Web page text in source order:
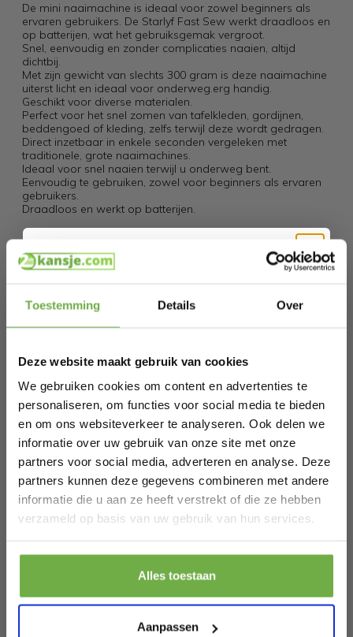
Toestemming Details Over
Deze website maakt gebruik van cookies
We gebruiken cookies om content en advertenties te
personaliseren, om functies voor social media te bieden
en om ons websiteverkeer te analyseren. Ook delen we
informatie over uw gebruik van onze site met onze
partners voor social media, adverteren en analyse. Deze
partners kunnen deze gegevens combineren met andere
informatie die u aan ze heeft verstrekt of die ze hebben
verzameld op basis van uw gebruik van hun services.
Alles toestaan
Aanpassen
De mini naaimachine is ideaal voor zowel beginners als
ervaren gebruikers. De Starlyf Fast Sew werkt draadloos en
op batterijen, wat het gebruiksgemak vergroot.
Snel, eenvoudig en zonder complicaties naaien, altijd
dichtbij.
Met zijn gewicht van slechts 300 gram is deze naaimachine
uiterst licht en ideaal voor onderweg.erg handig.
Geschikt voor diverse materialen.
Perfect voor het snel zomen van tafelkleden, gordijnen,
beddengoed of kleding, zelfs terwijl deze wordt gedragen.
Direct inzetbaar in enkele seconden vergeleken met
traditionele, grote naaimachines.
Ideaal voor snel naaien terwijl u onderweg bent.
Eenvoudig te gebruiken, zowel voor beginners als ervaren
gebruikers.
Draadloos en werkt op batterijen.
Specificaties
EAN
9010041015674
Gerelateerde producten
HomeShift Kledingstomer -
Stoomapparaat - Handstomer - Voor
Kleding en Meubilair - 380ML - Zwart
Prijs op bol.com € 34,95
€ 18,59
-47%
Schrijf je in en ontvang
Bij 2dekansje.com profiteer je van
kortingen tot wel 70%.
Laat ons weten wanneer je jarig bent
Pak € 5,- korting
. Je kunt je op elk moment weer afmelden.